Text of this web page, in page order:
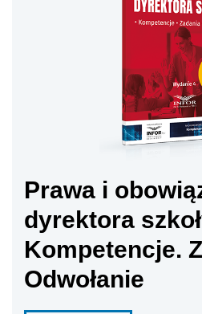
Prawa i
dyrektora
Kompetencje.
Odwołanie